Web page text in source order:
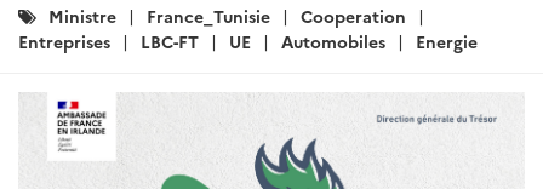
Catégories
:
Ministre France_Tunisie
Cooperation
Entreprises
LBC-FT UE Automobiles Energie